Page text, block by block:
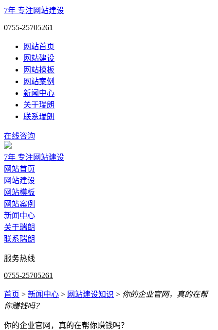
7年 专注网站建设
0755-25705261
网站首页
网站建设
网站模板
网站案例
新闻中心
关于瑞朗
联系瑞朗
在线咨询
7年 专注网站建设
网站首页
网站建设
网站模板
网站案例
新闻中心
关于瑞朗
联系瑞朗
服务热线
0755-25705261
首页 > 新闻中心 > 网站建设知识 > 你的企业官网，真的在帮
你赚钱吗？
你的企业官网，真的在帮你赚钱吗？